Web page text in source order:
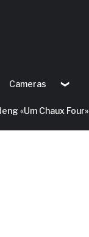
Cameras
«Um Chaux Four»